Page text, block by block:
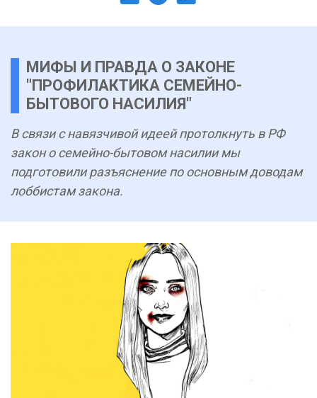
МИФЫ И ПРАВДА О ЗАКОНЕ
"ПРОФИЛАКТИКА СЕМЕЙНО-
БЫТОВОГО НАСИЛИЯ"
В связи с навязчивой идеей протолкнуть в РФ
закон о семейно-бытовом насилии мы
подготовили разъяснение по основным доводам
лоббистам закона.